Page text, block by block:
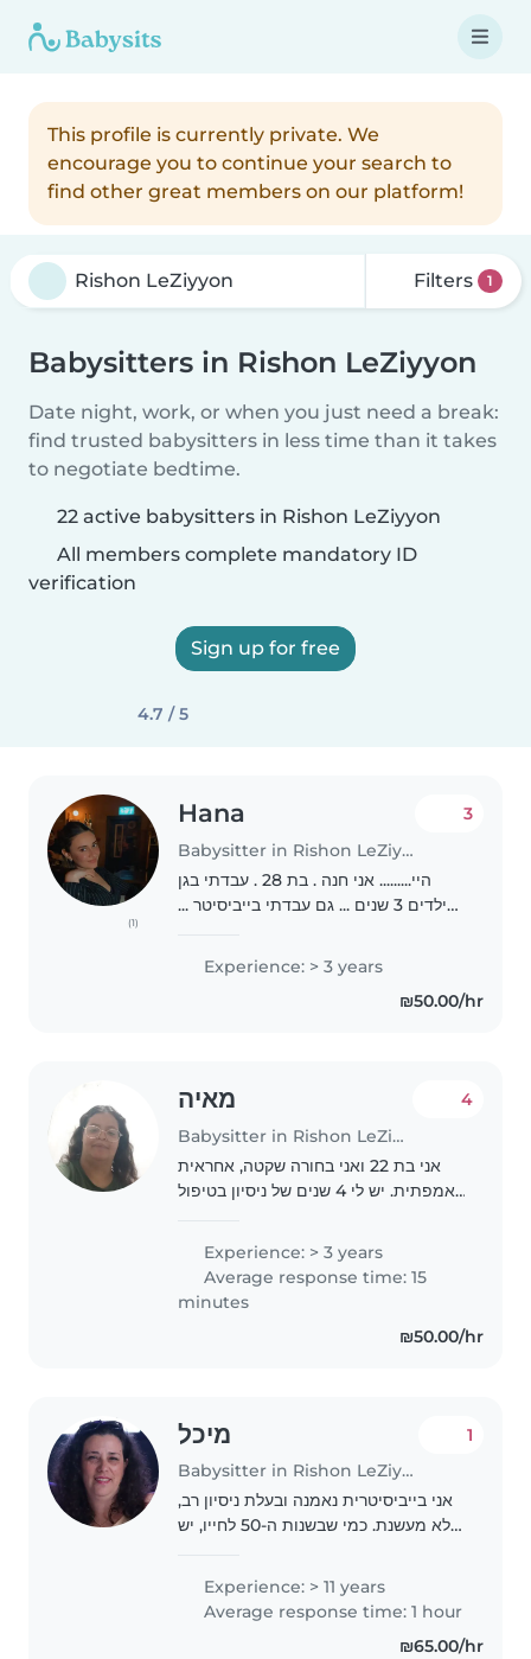
This profile is currently private. We
encourage you to continue your search to
find other great members on our platform!
Filters 1
Babysitters in Rishon LeZiyyon
Date night, work, or when you just need a break:
find trusted babysitters in less time than it takes
to negotiate bedtime.
22 active babysitters in Rishon LeZiyyon
All members complete mandatory ID
verification
Sign up for free
4.7 / 5
(1)
Hana
Babysitter in Rishon LeZiyyon
3
היי......... אני חנה . בת 28 . עבדתי בגן
ילדים 3 שנים ... גם עבדתי בייביסיטר ...
אוהבת ילדים ........ אני יחולה לבוד גם
Experience: > 3 years
₪50.00/hr
מאיה
Babysitter in Rishon LeZiyyon
4
אני בת 22 ואני בחורה שקטה, אחראית
ואמפתית. יש לי 4 שנים של ניסיון בטיפול
Experience: > 3 years
Average response time: 15
minutes
₪50.00/hr
מיכל
Babysitter in Rishon LeZiyyon
1
אני בייביסיטרית נאמנה ובעלת ניסיון רב,
לא מעשנת. כמי שבשנות ה-50 לחייו, יש
וטף. אני דוברת עברית ואנגלית - גרמנית
Experience: > 11 years
Average response time: 1 hour
₪65.00/hr